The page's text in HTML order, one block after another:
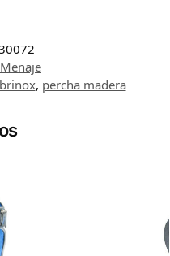
Menaje
, percha madera